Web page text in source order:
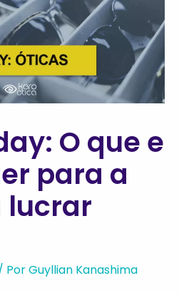
O que e
para a
lucrar
PorGuyllian Kanashima